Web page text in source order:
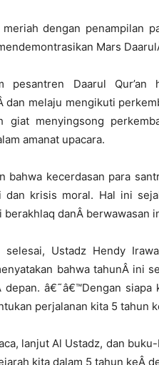
meriah dengan penampilan
Mars
pesantren Daarul Qur’an
dan melaju mengikuti
giat menyingsong
amanat upacara.
bahwa kecerdasan para
krisis moral. Hal ini
danÂ berwawasan
selesai, Ustadz Hendy
bahwa tahunÂ ini
depan. â€˜â€™Dengan
perjalanan kita 5 tahun
lanjut Al Ustadz, dan
kita dalam 5 tahun keÂ